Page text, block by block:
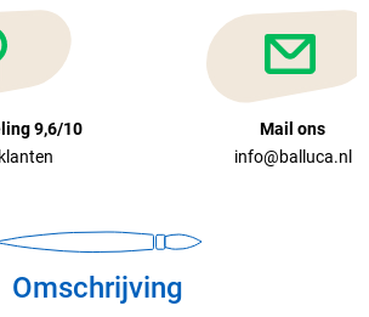
9,6/10
Mail ons
info@balluca.nl
Omschrijving